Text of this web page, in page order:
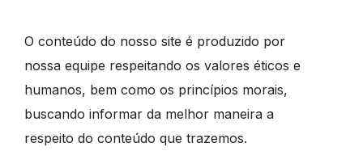
O conteúdo do nosso site é produzido por
nossa equipe respeitando os valores éticos e
humanos, bem como os princípios morais,
buscando informar da melhor maneira a
respeito do conteúdo que trazemos.